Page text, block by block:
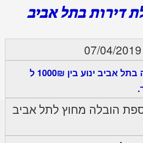
דירות בתל אביב
מחיר הובלות דירה בתל אביב ינוע בין 1000₪ ל
800₪ תוספת הובלה מחוץ לתל אביב